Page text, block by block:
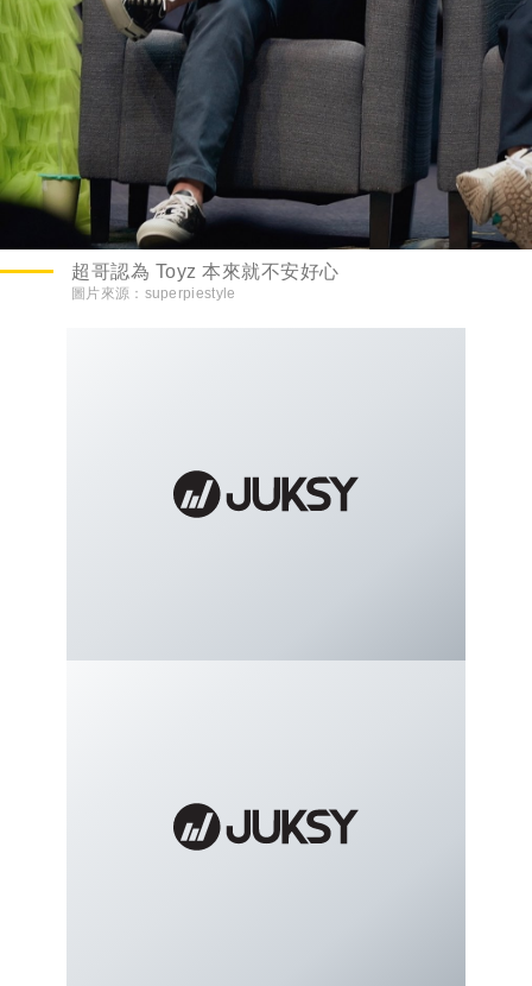
超哥認為 Toyz 本來就不安好心
圖片來源： superpiestyle